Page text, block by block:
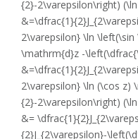
{2}-2\varepsilon\right)
2\varepsilon} \ln
\mathrm{d}z -
2\varepsilon} \ln (\cos
{2}-2\varepsilon\right)
&=
{2}J_{2\varepsilon}-